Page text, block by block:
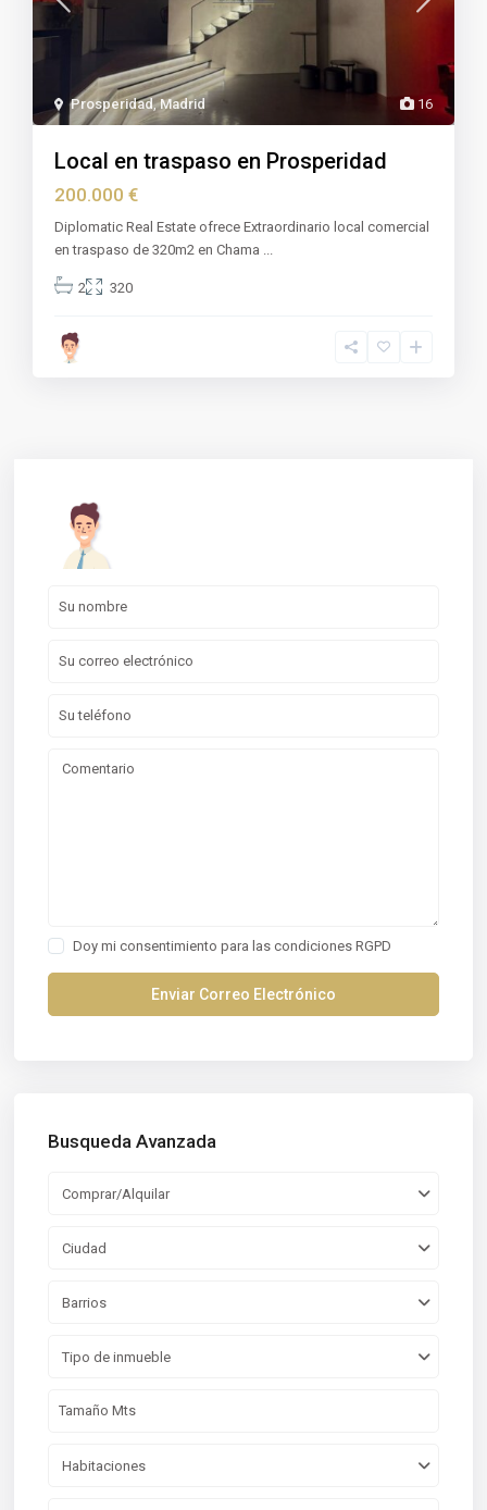
16
Prosperidad,Madrid
Local en traspaso en Prosperidad
200.000 €
Diplomatic Real Estate ofrece Extraordinario local comercial
en traspaso de 320m2 en Chama
2 320
Doy mi consentimiento para lascondiciones RGPD
Busqueda Avanzada
Comprar/Alquilar
Ciudad
Barrios
Tipo de inmueble
Habitaciones